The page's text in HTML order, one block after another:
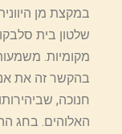
במקצת מן
שלטון בית
מקומיות.
חנוכה,
האלוהים. בחג